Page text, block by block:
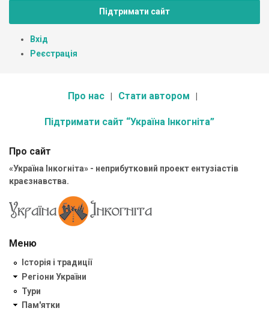
Підтримати сайт
Вхід
Реєстрація
Про нас Стати автором
Підтримати сайт “Україна Інкогніта”
Про сайт
«Україна Інкогніта» - неприбутковий проект ентузіастів
краєзнавства.
Меню
Історія і традиції
Регіони України
Тури
Пам'ятки